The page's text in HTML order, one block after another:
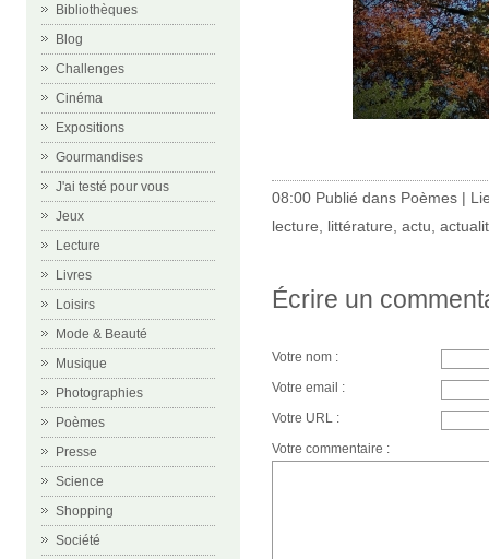
Bibliothèques
Blog
Challenges
Cinéma
Expositions
Gourmandises
J'ai testé pour vous
Jeux
Lecture
Livres
Loisirs
Mode & Beauté
Musique
Photographies
Poèmes
Presse
Science
Shopping
Société
08:00 Publié dans Poèmes |
lecture
littérature actu
Écrire un
Votre nom :
Votre email :
Votre URL :
Votre commentaire :